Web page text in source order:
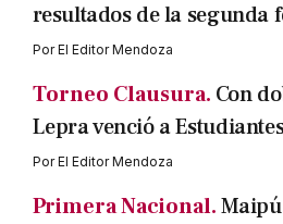
resultados de la segunda
PorEl Editor Mendoza
Torneo Clausura. Con
Lepra venció a
PorEl Editor Mendoza
Primera Nacional.